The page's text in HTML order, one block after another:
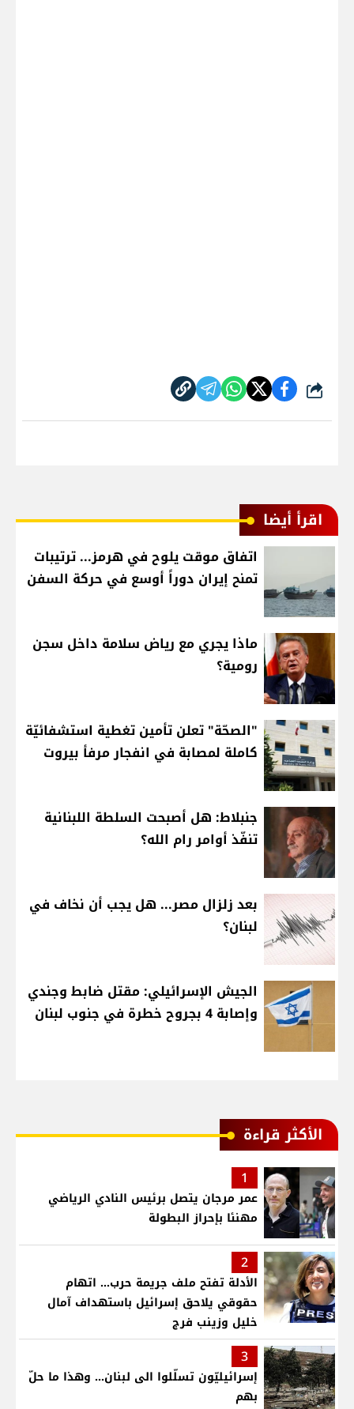
شارك
اقرأ أيضا
اتفاق موقت يلوح في هرمز... ترتيبات
تمنح إيران دوراً أوسع في حركة السفن
ماذا يجري مع رياض سلامة داخل سجن
رومية؟
"الصحّة" تعلن تأمين تغطية استشفائيّة
كاملة لمصابة في انفجار مرفأ بيروت
جنبلاط: هل أصبحت السلطة اللبنانية
تنفّذ أوامر رام الله؟
بعد زلزال مصر... هل يجب أن نخاف في
لبنان؟
الجيش الإسرائيلي: مقتل ضابط وجندي
وإصابة 4 بجروح خطرة في جنوب لبنان
الأكثر قراءة
1
عمر مرجان يتصل برئيس النادي الرياضي
مهنئا بإحراز البطولة
2
الأدلة تفتح ملف جريمة حرب... اتهام
حقوقي يلاحق إسرائيل باستهداف آمال
خليل وزينب فرج
3
إسرائيليّون تسلّلوا الى لبنان... وهذا ما حلّ
بهم